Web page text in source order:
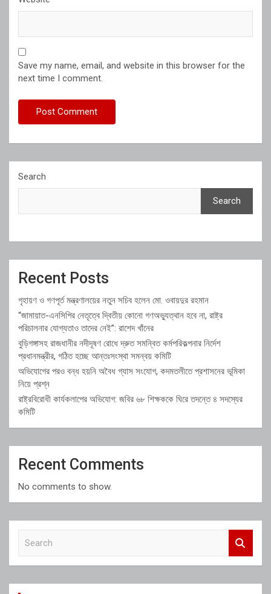
Save my name, email, and website in this browser for the
next time I comment.
Search
Search
Recent Posts
গৃহায়ণ ও গণপূর্ত মন্ত্রণালয়ের নতুন সচিব হলেন মো. ওবায়দুর রহমান
“জামায়াত-এনসিপির নেতৃত্বে দ্বিতীয় কোনো গণঅভ্যুত্থান হবে না, রাষ্ট্র
পরিচালনার যোগ্যতাও তাদের নেই”: রাশেদ খাঁনের
বুড়িগঙ্গাসহ রাজধানীর নদীদূষণ রোধে দ্রুত সমন্বিত কর্মপরিকল্পনার নির্দেশ
প্রধানমন্ত্রীর, গঠিত হচ্ছে আন্তঃসংস্থা সমন্বয় কমিটি
অভিযোগের পরও বন্ধ হয়নি অবৈধ গ্যাস সংযোগ, কদমতলীতে প্রশাসনের ভূমিকা
নিয়ে প্রশ্ন
রাষ্ট্রবিরোধী কার্যকলাপের অভিযোগ: জবির ৬৮ শিক্ষককে ঘিরে তদন্তে ৪ সদস্যের
কমিটি
Recent Comments
No comments to show.
c